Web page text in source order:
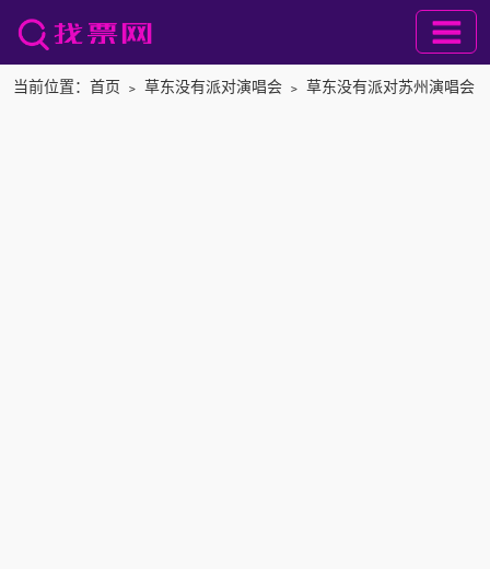
当前位置： 首页 ﹥ 草东没有派对演唱会 ﹥ 草东没有派对苏州演唱会